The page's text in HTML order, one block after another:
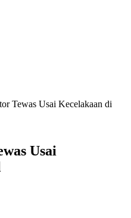
Tewas Usai Kecelakaan di
Usai